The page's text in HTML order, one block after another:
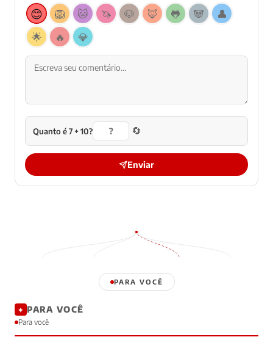
😊 🦁 🐱 🦄 🐶 🦊 🐸 🐼
👤
🌟
🔥 💎
Quanto é 7 + 10? 🔄
Enviar
PARA VOCÊ
✦ PARA VOCÊ
Para você